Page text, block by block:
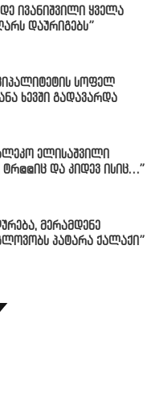
ივანიშვილი ყველა
დაურიგებს”
სოფელ
ხევში გადავარდა
ელისაშვილი
ტრ@@იც და კიდევ ისიც…”
მერამდენე
პატარა ქალაქი”